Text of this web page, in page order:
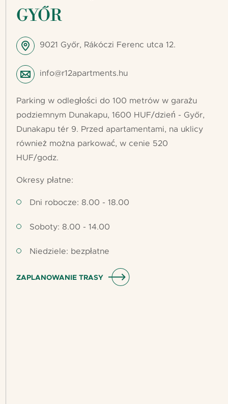
GYŐR
9021 Győr, Rákóczi Ferenc utca 12.
info@r12apartments.hu
Parking w odległości do 100 metrów w garażu
podziemnym Dunakapu, 1600 HUF/dzień - Győr,
Dunakapu tér 9. Przed apartamentami, na uklicy
również można parkować, w cenie 520
HUF/godz.
Okresy płatne:
Dni robocze: 8.00 - 18.00
Soboty: 8.00 - 14.00
Niedziele: bezpłatne
ZAPLANOWANIE TRASY